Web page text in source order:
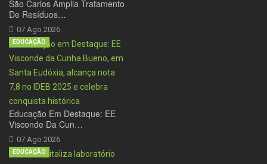
São Carlos Amplia Tratamento
De Resíduos…
07 Ago 2026
Educação Em Destaque: EE
Visconde Da Cun…
07 Ago 2026
EDUCAÇÃO
EDUCAÇÃO